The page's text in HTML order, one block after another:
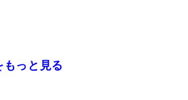
もっと見る